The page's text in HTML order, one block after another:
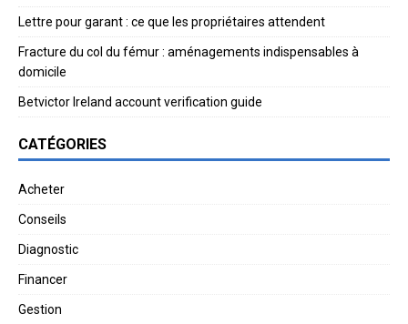
Lettre pour garant : ce que les propriétaires attendent
Fracture du col du fémur : aménagements indispensables à
domicile
Betvictor Ireland account verification guide
CATÉGORIES
Acheter
Conseils
Diagnostic
Financer
Gestion